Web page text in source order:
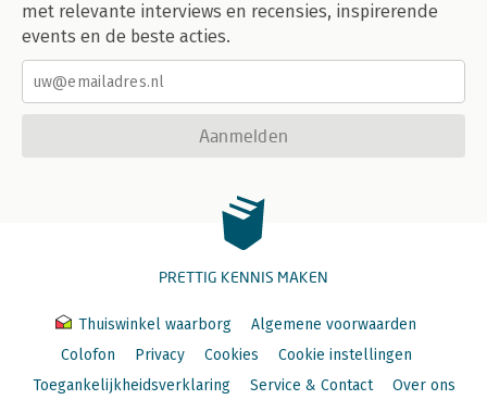
met relevante interviews en recensies, inspirerende
events en de beste acties.
Aanmelden
PRETTIG KENNIS MAKEN
Thuiswinkel waarborg
Algemene voorwaarden
Colofon
Privacy Cookies
Cookie instellingen
Toegankelijkheidsverklaring
Service & Contact Over ons